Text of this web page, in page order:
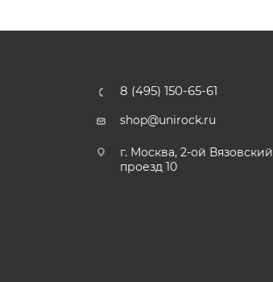
8 (495) 150-65-61
shop@unirock.ru
г. Москва, 2-ой Вязовский
проезд 10